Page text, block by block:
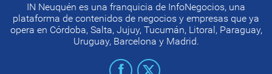
IN Neuquén es una franquicia de InfoNegocios, una
plataforma de contenidos de negocios y empresas que ya
opera en Córdoba, Salta, Jujuy, Tucumán, Litoral, Paraguay,
Uruguay, Barcelona y Madrid.